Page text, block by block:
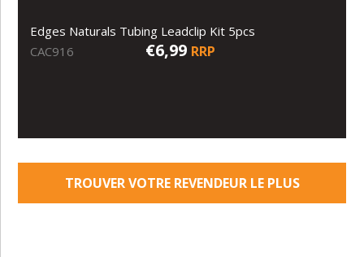
Edges Naturals Tubing Leadclip Kit 5pcs
CAC916
€6,99 RRP
TROUVER VOTRE REVENDEUR LE PLUS